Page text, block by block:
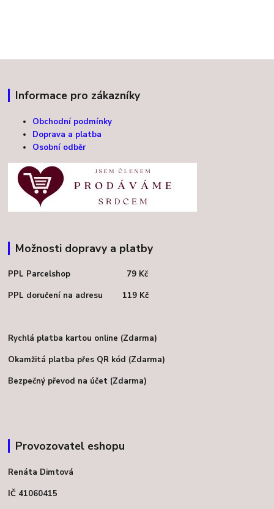
Informace pro zákazníky
Obchodní podmínky
Doprava a platba
Osobní odběr
Možnosti dopravy a platby
PPL Parcelshop 79 Kč
PPL doručení na adresu 119 Kč
Rychlá platba kartou online (Zdarma)
Okamžitá platba přes QR kód (Zdarma)
Bezpečný převod na účet (Zdarma)
Provozovatel eshopu
Renáta Dimtová
IČ 41060415